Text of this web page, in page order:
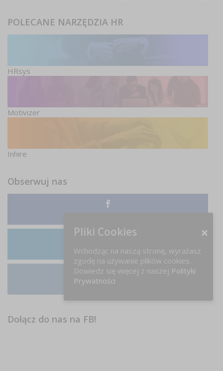
POLECANE NARZĘDZIA HR
HRsys
Motivizer
Inhire
Obserwuj nas
LinkedIn
Instagram
Dołącz do nas na FB!
Pliki Cookies
Wchodząc na naszą stronę, wyrażasz
zgodę na używanie plików cookies.
Dowiedz się więcej z naszej Polityki
Prywatności